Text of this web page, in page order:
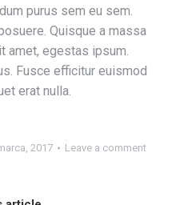
purus sem eu sem.
Quisque a massa
amet, egestas ipsum.
Fusce efficitur euismod
erat nulla.
2017 Leave a comment